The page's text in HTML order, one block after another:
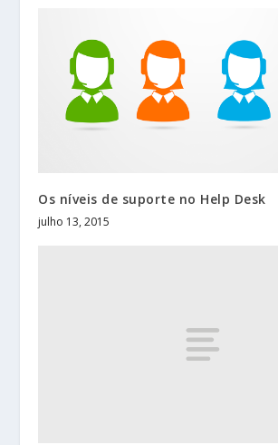
Os níveis de suporte no Help Desk
julho 13, 2015